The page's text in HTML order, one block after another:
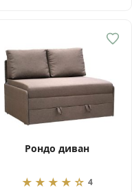
Рондо диван
★★★★☆ 4